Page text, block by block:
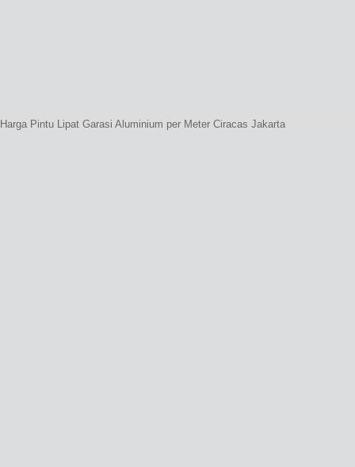
Harga Pintu Lipat Garasi Aluminium per Meter Ciracas Jakarta